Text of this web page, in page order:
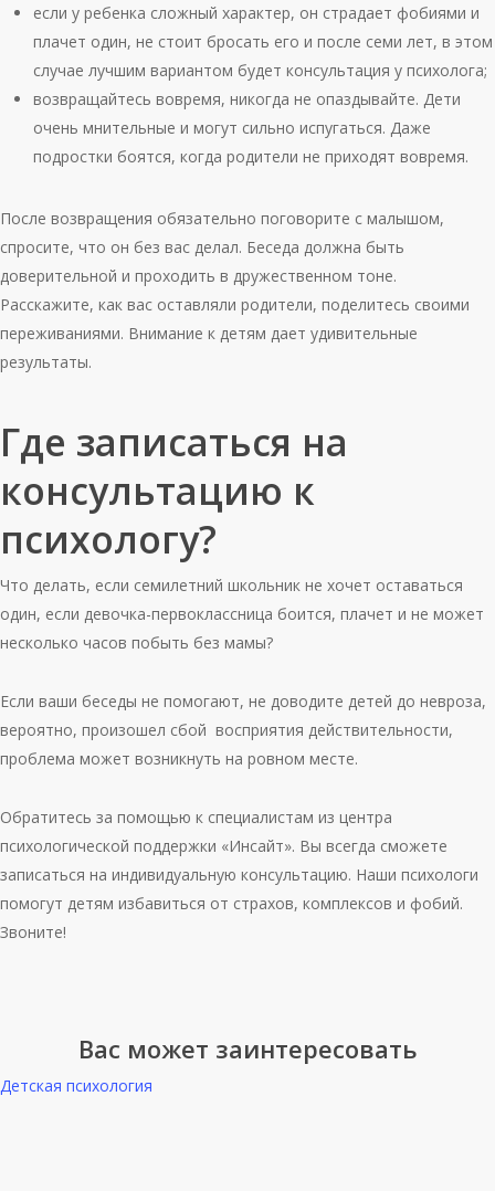
если у ребенка сложный характер, он страдает фобиями и
плачет один, не стоит бросать его и после семи лет, в этом
случае лучшим вариантом будет консультация у психолога;
возвращайтесь вовремя, никогда не опаздывайте. Дети
очень мнительные и могут сильно испугаться. Даже
подростки боятся, когда родители не приходят вовремя.
После возвращения обязательно поговорите с малышом,
спросите, что он без вас делал. Беседа должна быть
доверительной и проходить в дружественном тоне.
Расскажите, как вас оставляли родители, поделитесь своими
переживаниями. Внимание к детям дает удивительные
результаты.
Где записаться на
консультацию к
психологу?
Что делать, если семилетний школьник не хочет оставаться
один, если девочка-первоклассница боится, плачет и не может
несколько часов побыть без мамы?
Если ваши беседы не помогают, не доводите детей до невроза,
вероятно, произошел сбой восприятия действительности,
проблема может возникнуть на ровном месте.
Обратитесь за помощью к специалистам из центра
психологической поддержки «Инсайт». Вы всегда сможете
записаться на индивидуальную консультацию. Наши психологи
помогут детям избавиться от страхов, комплексов и фобий.
Звоните!
Вас может заинтересовать
Детская психология